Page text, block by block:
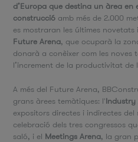
d’Europa que destina un àrea en
construcció amb més de 2.000
es mostraran les últimes novetats
Future Arena, que ocuparà la
donarà a conèixer com les
l’increment de la productivitat de
A més del Future Arena,
grans àrees temàtiques: l'Industry
expositors directes i indirectes
celebració dels tres congressos
saló, i el Meetings Arena, la gran